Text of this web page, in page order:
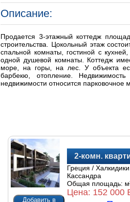
Описание:
Продается 3-этажный коттедж
строительства. Цокольный этаж
спальной комнаты, гостиной с
одной душевой комнаты. Коттедж
море, на горы, на лес. У объекта
барбекю, отопление.
недвижимости относится парковочное
2-комн.
Греция / Халкидики
Кассандра
Общая площадь:
Цена: 152 000
Добавить в